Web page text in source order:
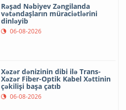
Rəşad Nəbiyev Zəngilanda
vətəndaşların müraciətlərini
dinləyib
06-08-2026
Xəzər dənizinin dibi ilə Trans-
Xəzər Fiber-Optik Kabel Xəttinin
çəkilişi başa çatıb
06-08-2026